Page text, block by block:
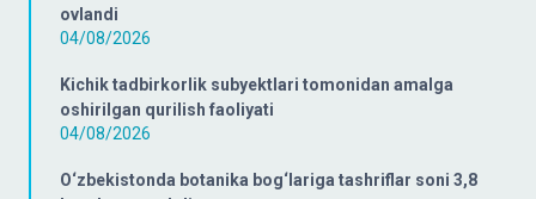
ovlandi
04/08/2026
Kichik tadbirkorlik subyektlari tomonidan amalga
oshirilgan qurilish faoliyati
04/08/2026
O‘zbekistonda botanika bog‘lariga tashriflar soni 3,8